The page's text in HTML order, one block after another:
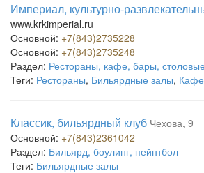
Империал, культурно-
www.krkimperial.ru
Основной: +7(843)2735228
Основной: +7(843)2735248
Раздел: Рестораны, кафе, бары, столовые
Теги: Рестораны, Бильярдные залы, Кафе
Классик, бильярдный клуб Чехова, 9
Основной: +7(843)2361042
Раздел: Бильярд, боулинг, пейнтбол
Теги: Бильярдные залы